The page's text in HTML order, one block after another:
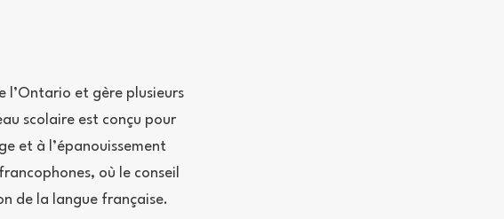
l’Ontario et gère plusieurs
scolaire est conçu pour
et à l’épanouissement
où le conseil
de la langue française.